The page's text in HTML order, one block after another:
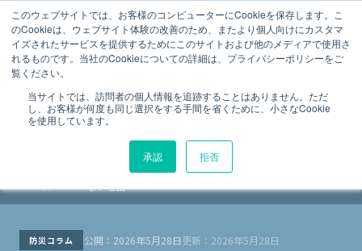
このウェブサイトでは、お客様のコンピューターにCookieを保存します。こ
のCookieは、ウェブサイト体験の改善のため、またより個人向けにカスタマ
イズされたサービスを提供するためにこのサイトおよび他のメディアで使用さ
れるものです。当社のCookieについての詳細は、プライバシーポリシーをご
覧ください。
当サイトでは、訪問者の個人情報を追跡することはありません。ただ
し、お客様が何度も同じ選択をする手間を省くために、小さなCookie
を使用しています。
承認 拒否
法令点検の総合プラットフォーム
スマテンMagazine
Menu
防災コラム
紙・FAX・電話管理から抜け出せない？
建物管理DXが進まない理由
ム
紙・FAX・電話管理から抜け出せない？ 建物管理DXが進ま
ない理由
防災コラム 公開：2026年5月28日更新：2026年5月28日